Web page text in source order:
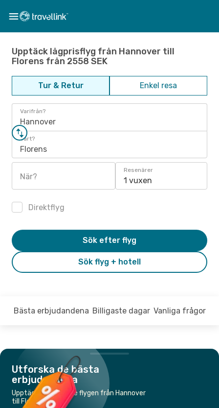
Upptäck lågprisflyg från Hannover till
Florens från 2558 SEK
Tur & Retur Enkel resa
Varifrån?
Hannover
Vart?
Florens
När?
Resenärer
1 vuxen
Direktflyg
Sök flyg + hotell
Sök efter flyg
Bästa erbjudandena Billigaste dagar Vanliga frågor
Utforska de bästa
erbjudandena
Upptäck de billigaste flygen från Hannover
till Florens